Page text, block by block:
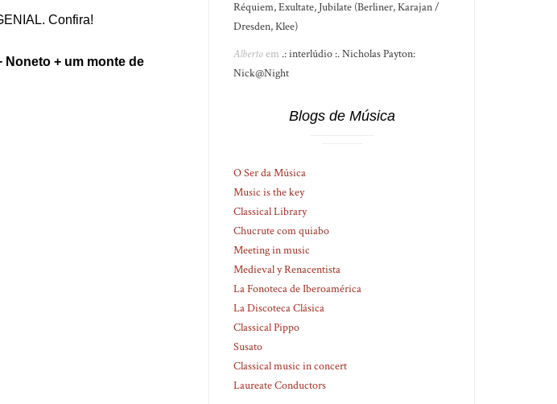
Confira!
Noneto + um monte de
Réquiem, Exultate, Jubilate (Berliner, Karajan /
Dresden, Klee)
Albertoem .: interlúdio :. Nicholas Payton:
Nick@Night
Blogs de Música
O Ser da Música
Music is the key
Classical Library
Chucrute com quiabo
Meeting in music
Medieval y Renacentista
La Fonoteca de Iberoamérica
La Discoteca Clásica
Classical Pippo
Susato
Classical music in concert
Laureate Conductors